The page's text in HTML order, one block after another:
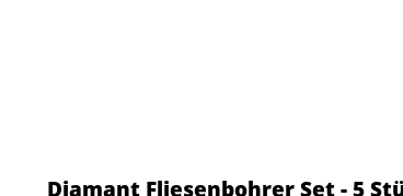
Diamant Fliesenbohrer Set - 5